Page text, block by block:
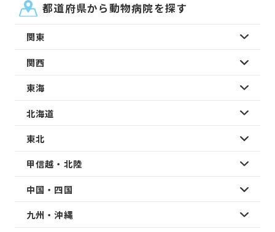
都道府県から動物病院を探す
関東
関西
東海
北海道
東北
甲信越・北陸
中国・四国
九州・沖縄